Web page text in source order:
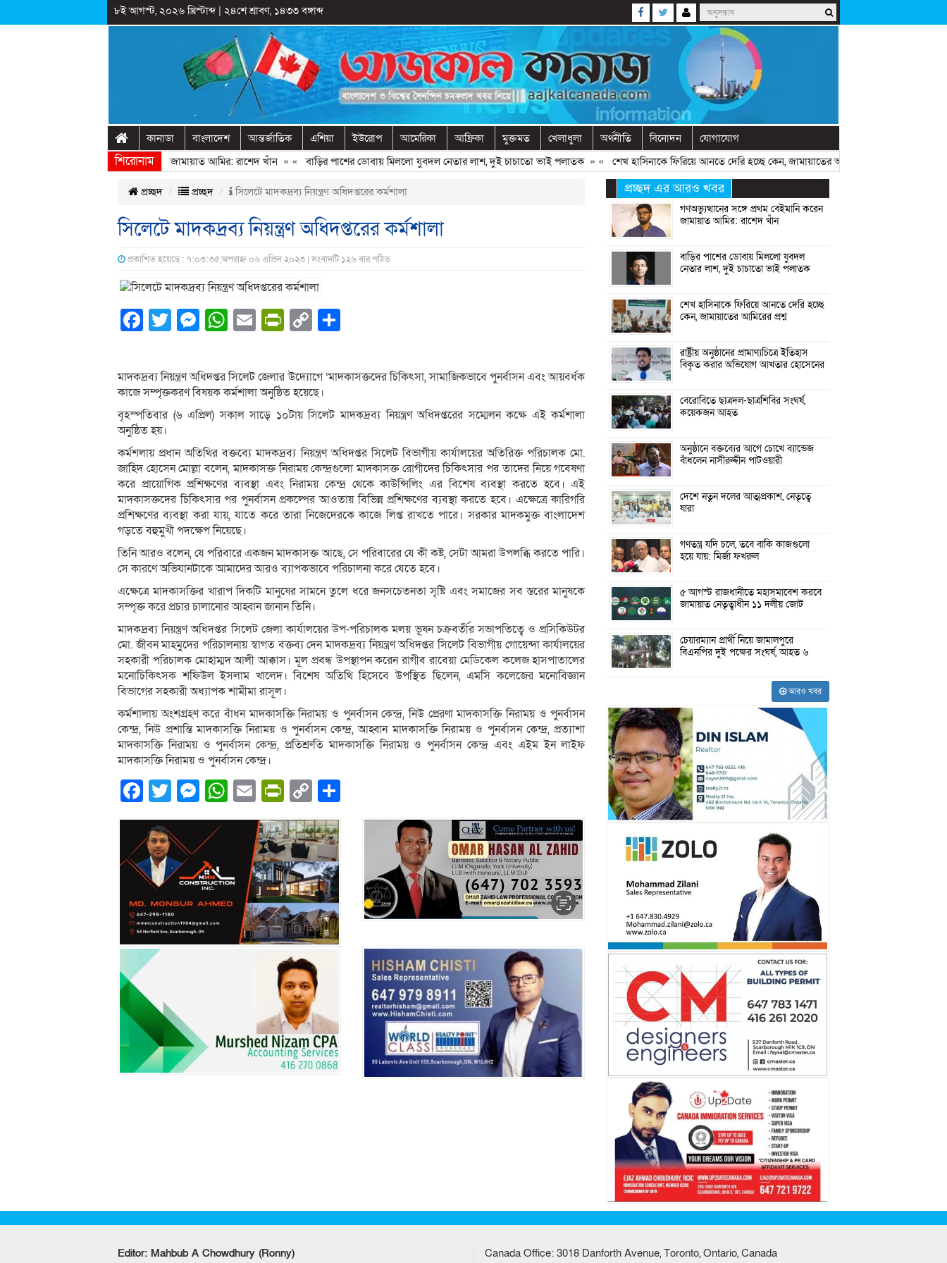
৮ই আগস্ট, ২০২৬ খ্রিস্টাব্দ| ২৪শে শ্রাবণ, ১৪৩৩ বঙ্গাব্দ
কানাডা বাংলাদেশ আন্তর্জাতিক এশিয়া ইউরোপ আমেরিকা আফ্রিকা মুক্তমত খেলাধুলা অর্থনীতি বিনোদন যোগাযোগ
শিরোনাম
সঙ্গে প্রথম বেইমানি করেন জামায়াত আমির: রাশেদ খাঁন» «বাড়ির পাশের ডোবায় মিললো যুবদল নেতার লাশ, দুই চাচাতো ভাই পলাতক» «শেখ হাসিনাকে ফিরিয়ে আনতে দেরি হচ্ছে কেন, জামায়াতের আমিরের প্রশ্ন
প্রচ্ছদ প্রচ্ছদ সিলেটে মাদকদ্রব্য নিয়ন্ত্রণ অধিদপ্তরের কর্মশালা
সিলেটে মাদকদ্রব্য নিয়ন্ত্রণ অধিদপ্তরের কর্মশালা
প্রকাশিত হয়েছে : ৭:০৩:৩৫,অপরাহ্ন ০৬ এপ্রিল ২০২৩ | সংবাদটি ১২৬ বার পঠিত
Facebook
Twitter
Messenger
WhatsApp
EmailPrintFriendly
Copy
মাদকদ্রব্য নিয়ন্ত্রণ অধিদপ্তর সিলেট জেলার উদ্যোগে ‘মাদকাসক্তদের চিকিৎসা, সামাজিকভাবে পুনর্বাসন এবং আয়বর্ধক
কাজে সম্পৃক্তকরণ বিষয়ক কর্মশালা অনুষ্ঠিত হয়েছে।
বৃহস্পতিবার (৬ এপ্রিল) সকাল সাড়ে ১০টায় সিলেট মাদকদ্রব্য নিয়ন্ত্রণ অধিদপ্তরের সম্মেলন কক্ষে এই কর্মশালা
অনুষ্ঠিত হয়।
কর্মশলায় প্রধান অতিথির বক্তব্যে মাদকদ্রব্য নিয়ন্ত্রণ অধিদপ্তর সিলেট বিভাগীয় কার্যালয়ের অতিরিক্ত পরিচালক মো.
জাহিদ হোসেন মোল্লা বলেন, মাদকাসক্ত নিরাময় কেন্দ্রগুলো মাদকাসক্ত রোগীদের চিকিৎসার পর তাদের নিয়ে গবেষণা
করে প্রায়োগিক প্রশিক্ষণের ব্যবস্থা এবং নিরাময় কেন্দ্র থেকে কাউন্সিলিং এর বিশেষ ব্যবস্থা করতে হবে। এই
মাদকাসক্তদের চিকিৎসার পর পুনর্বাসন প্রকল্পের আওতায় বিভিন্ন প্রশিক্ষণের ব্যবস্থা করতে হবে। এক্ষেত্রে কারিগরি
প্রশিক্ষণের ব্যবস্থা করা যায়, যাতে করে তারা নিজেদেরকে কাজে লিপ্ত রাখতে পারে। সরকার মাদকমুক্ত বাংলাদেশ
গড়তে বহুমুখী পদক্ষেপ নিয়েছে।
তিনি আরও বলেন, যে পরিবারে একজন মাদকাসক্ত আছে, সে পরিবারের যে কী কষ্ট, সেটা আমরা উপলব্ধি করতে পারি।
সে কারণে অভিযানটাকে আমাদের আরও ব্যাপকভাবে পরিচালনা করে যেতে হবে।
এক্ষেত্রে মাদকাসক্তির খারাপ দিকটি মানুষের সামনে তুলে ধরে জনসচেতনতা সৃষ্টি এবং সমাজের সব স্তরের মানুষকে
সম্পৃক্ত করে প্রচার চালানোর আহ্বান জানান তিনি।
মাদকদ্রব্য নিয়ন্ত্রণ অধিদপ্তর সিলেট জেলা কার্যালয়ের উপ-পরিচালক মলয় ভূষন চক্রবর্তীর সভাপতিত্বে ও প্রসিকিউটর
মো. জীবন মাহমুদের পরিচালনায় স্বাগত বক্তব্য দেন মাদকদ্রব্য নিয়ন্ত্রণ অধিদপ্তর সিলেট বিভাগীয় গোয়েন্দা কার্যালয়ের
সহকারী পরিচালক মোহাম্মদ আলী আক্কাস। মূল প্রবন্ধ উপস্থাপন করেন রাগীব রাবেয়া মেডিকেল কলেজ হাসপাতালের
মনোচিকিৎসক শফিউল ইসলাম খালেদ। বিশেষ অতিথি হিসেবে উপস্থিত ছিলেন, এমসি কলেজের মনোবিজ্ঞান
বিভাগের সহকারী অধ্যাপক শামীমা রাসূল।
কর্মশালায় অংশগ্রহণ করে বাঁধন মাদকাসক্তি নিরাময় ও পুনর্বাসন কেন্দ্র, নিউ প্রেরণা মাদকাসক্তি নিরাময় ও পুনর্বাসন
কেন্দ্র, নিউ প্রশান্তি মাদকাসক্তি নিরাময় ও পুনর্বাসন কেন্দ্র, আহ্বান মাদকাসক্তি নিরাময় ও পুনর্বাসন কেন্দ্র, প্রত্যাশা
মাদকাসক্তি নিরাময় ও পুনর্বাসন কেন্দ্র, প্রতিশ্রুতি মাদকাসক্তি নিরাময় ও পুনর্বাসন কেন্দ্র এবং এইম ইন লাইফ
মাদকাসক্তি নিরাময় ও পুনর্বাসন কেন্দ্র।
Facebook
Twitter
Messenger
WhatsApp
EmailPrintFriendly
Copy
Link
প্রচ্ছদ এর আরও খবর
গণঅভ্যুত্থানের সঙ্গে প্রথম বেইমানি করেন
জামায়াত আমির: রাশেদ খাঁন
বাড়ির পাশের ডোবায় মিললো যুবদল
নেতার লাশ, দুই চাচাতো ভাই পলাতক
শেখ হাসিনাকে ফিরিয়ে আনতে দেরি হচ্ছে
কেন, জামায়াতের আমিরের প্রশ্ন
রাষ্ট্রীয় অনুষ্ঠানের প্রামাণ্যচিত্রে ইতিহাস
বিকৃত করার অভিযোগ আখতার হোসেনের
বেরোবিতে ছাত্রদল-ছাত্রশিবির সংঘর্ষ,
কয়েকজন আহত
অনুষ্ঠানে বক্তব্যের আগে চোখে ব্যান্ডেজ
বাঁধলেন নাসীরুদ্দীন পাটওয়ারী
দেশে নতুন দলের আত্মপ্রকাশ, নেতৃত্বে
যারা
গণতন্ত্র যদি চলে, তবে বাকি কাজগুলো
হয়ে যায়: মির্জা ফখরুল
৫ আগস্ট রাজধানীতে মহাসমাবেশ করবে
জামায়াত নেতৃত্বাধীন ১১ দলীয় জোট
চেয়ারম্যান প্রার্থী নিয়ে জামালপুরে
বিএনপির দুই পক্ষের সংঘর্ষ, আহত ৬
আরও খবর
Editor: Mahbub A Chowdhury (Ronny)
Canada Office: 3018 Danforth Avenue, Toronto, Ontario, Canada